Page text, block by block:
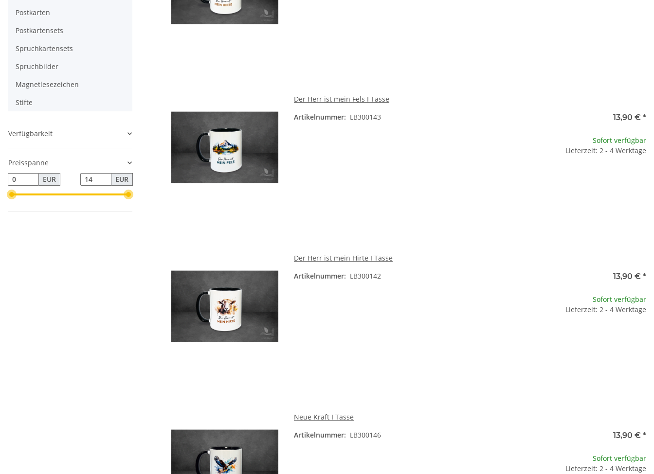
Der Herr ist mein Fels I Tasse
Artikelnummer: LB300143 13,90 € *
Sofort verfügbar
Lieferzeit: 2 - 4 Werktage
Der Herr ist mein Hirte I Tasse
Artikelnummer: LB300142 13,90 € *
Sofort verfügbar
Lieferzeit: 2 - 4 Werktage
Neue Kraft I Tasse
Artikelnummer: LB300146 13,90 € *
Sofort verfügbar
Lieferzeit: 2 - 4 Werktage
Postkarten
Postkartensets
Spruchkartensets
Spruchbilder
Magnetlesezeichen
Stifte
Verfügbarkeit
Preisspanne
EUR
EUR